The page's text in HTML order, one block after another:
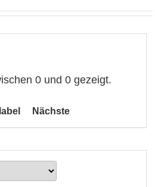
0 und 0 gezeigt.
Nächste